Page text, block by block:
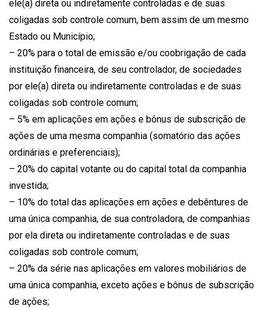
ele(a) direta ou indiretamente controladas e de suas
coligadas sob controle comum, bem assim de um mesmo
Estado ou Município;
– 20% para o total de emissão e/ou coobrigação de cada
instituição financeira, de seu controlador, de sociedades
por ele(a) direta ou indiretamente controladas e de suas
coligadas sob controle comum;
– 5% em aplicações em ações e bônus de subscrição de
ações de uma mesma companhia (somatório das ações
ordinárias e preferenciais);
– 20% do capital votante ou do capital total da companhia
investida;
– 10% do total das aplicações em ações e debêntures de
uma única companhia, de sua controladora, de companhias
por ela direta ou indiretamente controladas e de suas
coligadas sob controle comum;
– 20% da série nas aplicações em valores mobiliários de
uma única companhia, exceto ações e bônus de subscrição
de ações;